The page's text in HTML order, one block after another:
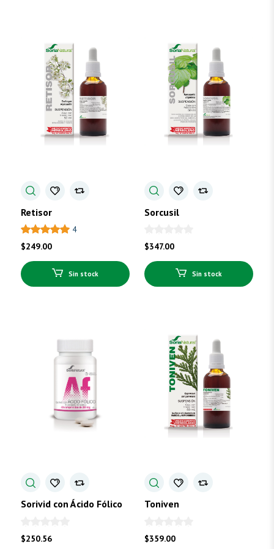
Retisor
4
$249.00
Sin stock
Sorcusil
$347.00
Sin stock
Sorivid con Ácido Fólico
$250.56
Toniven
$359.00